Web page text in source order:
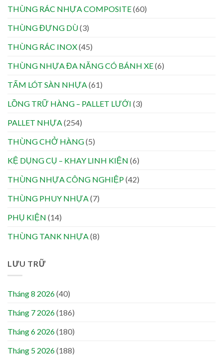
THÙNG RÁC NHỰA COMPOSITE(60)
THÙNG ĐỰNG DÙ(3)
THÙNG RÁC INOX(45)
THÙNG NHỰA ĐA NĂNG CÓ BÁNH XE(6)
TẤM LÓT SÀN NHỰA (61)
LỒNG TRỮ HÀNG – PALLET LƯỚI (3)
PALLET NHỰA (254)
THÙNG CHỞ HÀNG(5)
KỆ DỤNG CỤ – KHAY LINH KIỆN (6)
THÙNG NHỰA CÔNG NGHIỆP(42)
THÙNG PHUY NHỰA (7)
PHỤ KIỆN (14)
THÙNG TANK NHỰA (8)
LƯU TRỮ
Tháng 8 2026(40)
Tháng 7 2026(186)
Tháng 6 2026(180)
Tháng 5 2026(188)